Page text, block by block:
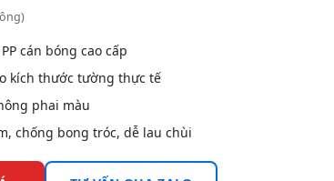
cán bóng cao cấp
kích thước tường thực tế
phai màu
chống bong tróc, dễ lau chùi